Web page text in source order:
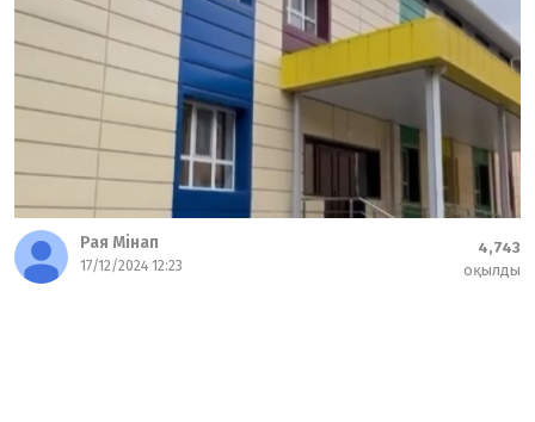
Рая Мінап
17/12/2024 12:23
4,743
оқылды